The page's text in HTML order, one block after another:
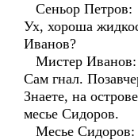
Сеньор Петров:
Ух, хороша
Иванов?
Мистер Иванов:
Сам гнал.
Знаете, на
месье Сидоров.
Месье Сидоров: